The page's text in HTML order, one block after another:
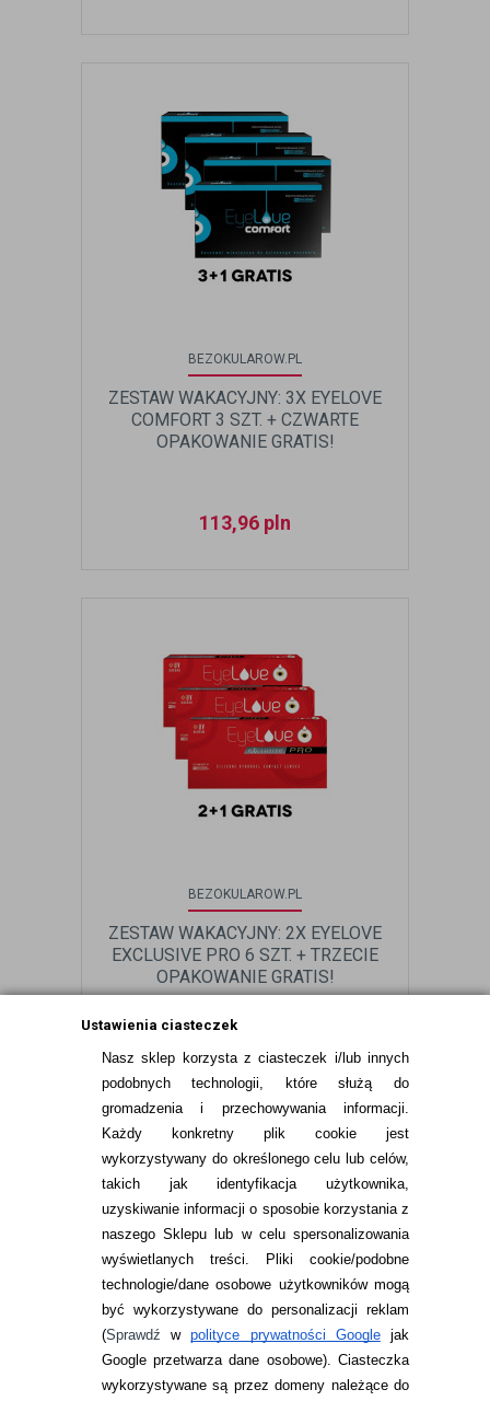
Ustawienia ciasteczek
Nasz sklep korzysta z ciasteczek i/lub innych
podobnych technologii, które służą do
gromadzenia i przechowywania informacji.
Każdy konkretny plik cookie jest
wykorzystywany do określonego celu lub celów,
takich jak identyfikacja użytkownika,
uzyskiwanie informacji o sposobie korzystania z
naszego Sklepu lub w celu spersonalizowania
wyświetlanych treści.
Pliki cookie/podobne
technologie/dane osobowe użytkowników mogą
być wykorzystywane do personalizacji reklam
(Sprawdźwpolityce prywatności Googlejak
Google przetwarza dane osobowe). Ciasteczka
wykorzystywane są przez domeny należące do
BEZOKULAROW.PL
ZESTAW WAKACYJNY: 3X EYELOVE
COMFORT 3 SZT. + CZWARTE
OPAKOWANIE GRATIS!
113,96 pln
BEZOKULAROW.PL
ZESTAW WAKACYJNY: 2X EYELOVE
EXCLUSIVE PRO 6 SZT. + TRZECIE
OPAKOWANIE GRATIS!
199,98pln